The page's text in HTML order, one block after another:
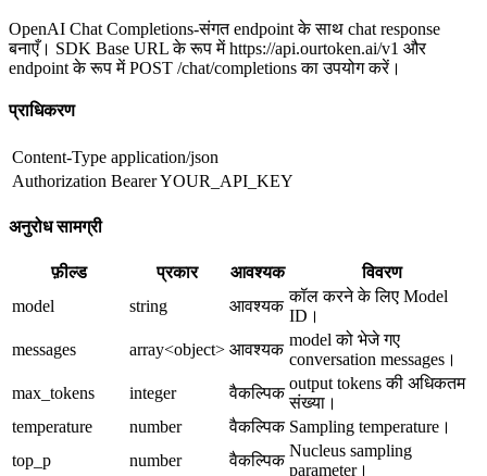
OpenAI Chat Completions-संगत endpoint के साथ chat response
बनाएँ। SDK Base URL के रूप में https://api.ourtoken.ai/v1 और
endpoint के रूप में POST /chat/completions का उपयोग करें।
प्राधिकरण
Content-Type application/json
Authorization Bearer YOUR_API_KEY
अनुरोध सामग्री
फ़ील्ड प्रकार आवश्यक
विवरण
model
string आवश्यक
कॉल करने के लिए Model
ID।
messages
array<object> आवश्यक
model को भेजे गए
conversation messages।
max_tokens
integer वैकल्पिक
output tokens की अधिकतम
संख्या।
temperature
number वैकल्पिक Sampling temperature।
top_p
number वैकल्पिक
Nucleus sampling
parameter।